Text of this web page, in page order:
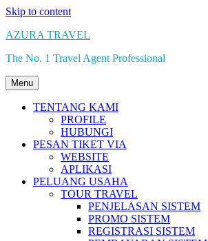
Skip to content
AZURA TRAVEL
The No. 1 Travel Agent Professional
Menu
TENTANG KAMI
PROFILE
HUBUNGI
PESAN TIKET VIA
WEBSITE
APLIKASI
PELUANG USAHA
TOUR TRAVEL
PENJELASAN SISTEM
PROMO SISTEM
REGISTRASI SISTEM